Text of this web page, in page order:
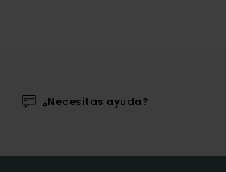
¿Necesitas ayuda?